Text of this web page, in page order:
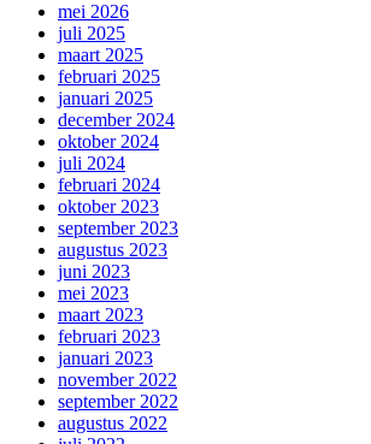
mei 2026
juli 2025
maart 2025
februari 2025
januari 2025
december 2024
oktober 2024
juli 2024
februari 2024
oktober 2023
september 2023
augustus 2023
juni 2023
mei 2023
maart 2023
februari 2023
januari 2023
november 2022
september 2022
augustus 2022